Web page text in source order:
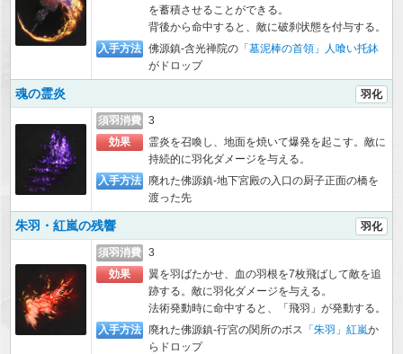
を蓄積させることができる。
背後から命中すると、敵に破刹状態を付与する。
入手方法 佛源鎮-含光禅院の 「墓泥棒の首領」人喰い托鉢
がドロップ
魂の霊炎 羽化
須羽消費 3
効果
霊炎を召喚し、地面を焼いて爆発を起こす。敵に
持続的に羽化ダメージを与える。
入手方法
廃れた佛源鎮-地下宮殿の入口の厨子正面の橋を
渡った先
朱羽・紅嵐の残響 羽化
須羽消費 3
効果
翼を羽ばたかせ、血の羽根を7枚飛ばして敵を追
跡する。敵に羽化ダメージを与える。
法術発動時に命中すると、「飛羽」が発動する。
入手方法
廃れた佛源鎮-行宮の関所のボス 「朱羽」紅嵐か
らドロップ